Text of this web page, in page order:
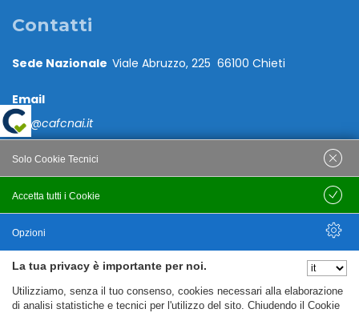
Contatti
Sede Nazionale Viale Abruzzo, 225 66100 Chieti
Email
caf@cafcnai.it
Posta Certificata
PRIVACY
Note Legali
La tua privacy è importante per noi.
Utilizziamo, senza il tuo consenso, cookies necessari alla elaborazione
di analisi statistiche e tecnici per l'utilizzo del sito. Chiudendo il Cookie
Accetta tutti i Cookie
Solo Cookie Tecnici
Salva
Opzioni
Nascondi Opzioni